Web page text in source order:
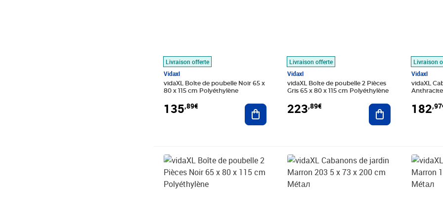
Livraison offerte
Vidaxl
vidaXL Boîte de poubelle Noir 65 x
80 x 115 cm Polyéthylène
135,89€ Ajouter au panier
Livraison offerte
Vidaxl
vidaXL Boîte de poubelle 2 Pièces
Gris 65 x 80 x 115 cm Polyéthylène
223,89€ Ajouter au panier
Livraison
Vidaxl
vidaXL
Anthracite
182
Prix 228,99€ Prix 238,84€ Prix